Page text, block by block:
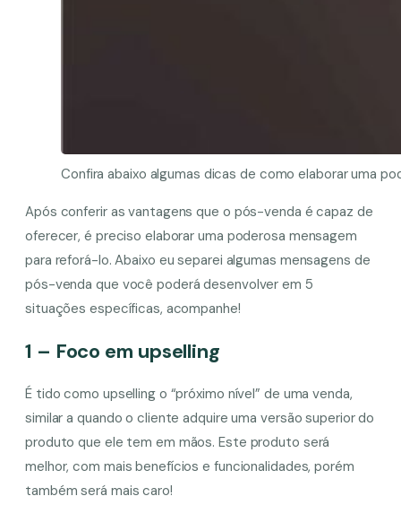
Confira abaixo algumas dicas de como elaborar uma
Após conferir as vantagens que o pós-venda é capaz de
oferecer, é preciso elaborar uma poderosa mensagem
para reforá-lo. Abaixo eu separei algumas mensagens de
pós-venda que você poderá desenvolver em 5
situações específicas, acompanhe!
1 – Foco em upselling
É tido como upselling o “próximo nível” de uma venda,
similar a quando o cliente adquire uma versão superior do
produto que ele tem em mãos. Este produto será
melhor, com mais benefícios e funcionalidades, porém
também será mais caro!